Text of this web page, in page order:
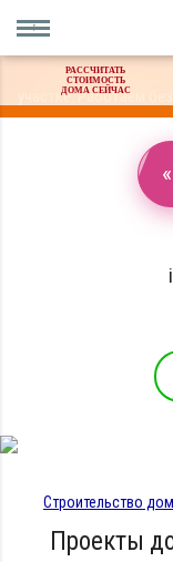
Оплата материала
участке. Работаем
Строительство
Проекты
РАССЧИТАТЬ
СТОИМОСТЬ
ДОМА СЕЙЧАС